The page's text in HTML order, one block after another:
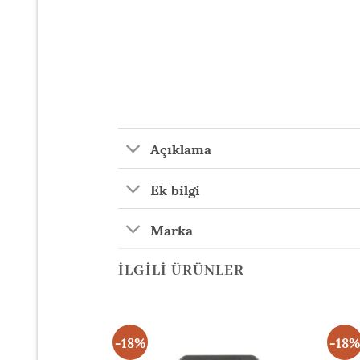
Açıklama
Ek bilgi
Marka
İLGILI ÜRÜNLER
-18% -18%